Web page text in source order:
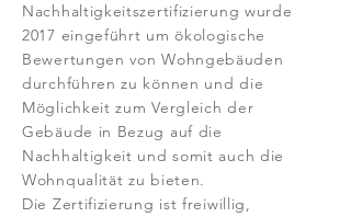
Nachhaltigkeitszertifizierung wurde
2017 eingeführt um ökologische
Bewertungen von Wohngebäuden
durchführen zu können und die
Möglichkeit zum Vergleich der
Gebäude in Bezug auf die
Nachhaltigkeit und somit auch die
Wohnqualität zu bieten.
Die Zertifizierung ist freiwillig,